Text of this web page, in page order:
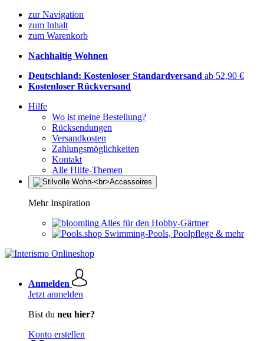
zur Navigation
zum Inhalt
zum Warenkorb
Nachhaltig Wohnen
Deutschland: Kostenloser Standardversand ab 52,90 €
Kostenloser Rückversand
Hilfe
Wo ist meine Bestellung?
Rücksendungen
Versandkosten
Zahlungsmöglichkeiten
Kontakt
Alle Hilfe-Themen
Mehr Inspiration
Alles für den Hobby-Gärtner
Swimming-Pools, Poolpflege & mehr
Anmelden
Jetzt anmelden
Bist du neu hier?
Konto erstellen